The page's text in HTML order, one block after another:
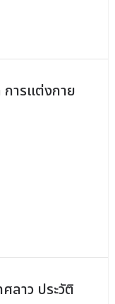
การแต่งกาย
ลาว ประวัติ